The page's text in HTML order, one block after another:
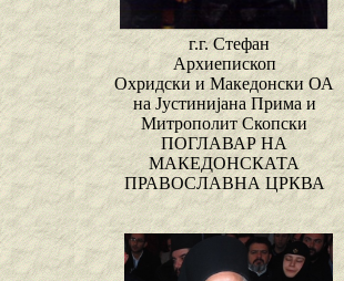
г.г. Стефан
Архиепископ
Охридски и Македонски ОА
на Јустинијана Прима и
Митрополит Скопски
ПОГЛАВАР НА
МАКЕДОНСКАТА
ПРАВОСЛАВНА ЦРКВА